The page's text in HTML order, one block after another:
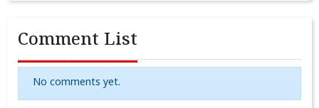
Comment List
No comments yet.